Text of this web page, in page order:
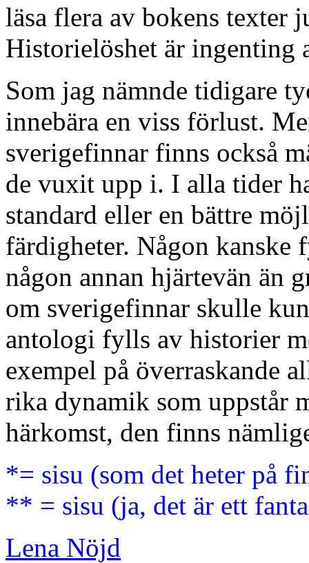
läsa flera av bokens texter
Historielöshet är ingenting
Som jag nämnde tidigare
innebära en viss förlust.
sverigefinnar finns också
de vuxit upp i. I alla tider
standard eller en bättre
färdigheter. Någon kanske
någon annan hjärtevän än
om sverigefinnar skulle
antologi fylls av historier
exempel på överraskande
rika dynamik som uppstår
härkomst, den finns
*= sisu (som det heter på
** = sisu (ja, det är ett
Lena Nöjd